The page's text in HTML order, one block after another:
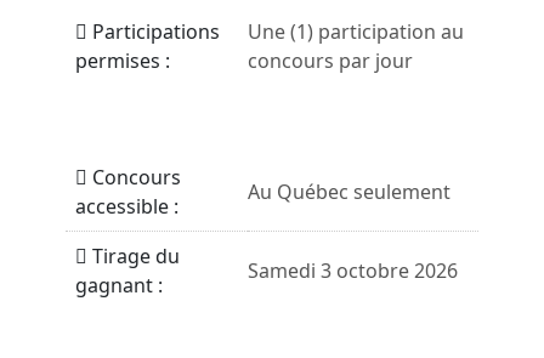
Participations
permises :
Une (1) participation au
concours par jour
Concours
accessible :
Au Québec seulement
Tirage du
gagnant :
Samedi 3 octobre 2026